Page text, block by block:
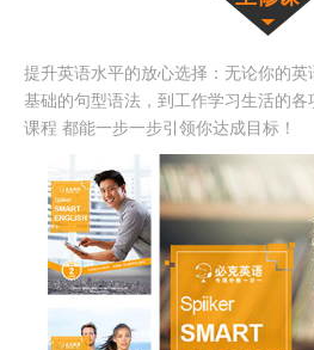
提升英语水平的放心选择：无论你的
基础的句型语法，到工作学习生活的
课程 都能一步一步引领你达成目标！